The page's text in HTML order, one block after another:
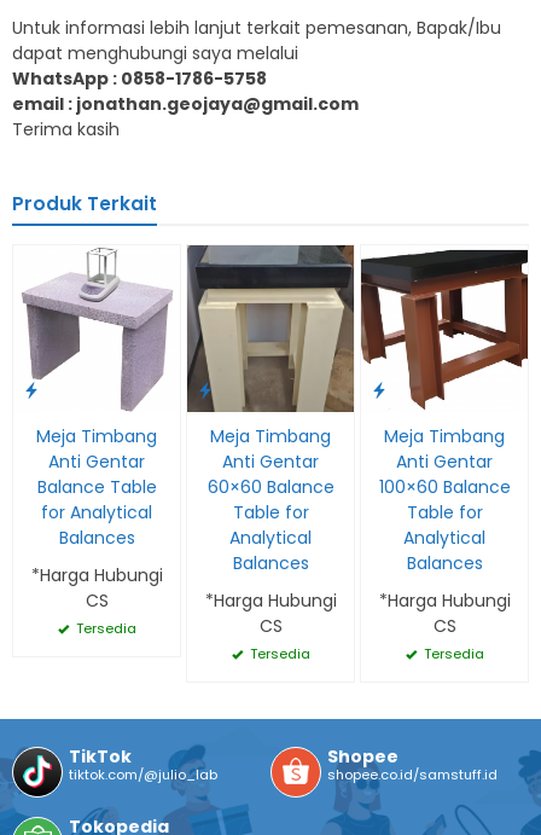
Untuk informasi lebih lanjut terkait pemesanan, Bapak/Ibu
dapat menghubungi saya melalui
WhatsApp : 0858-1786-5758
email : jonathan.geojaya@gmail.com
Terima kasih
Produk Terkait
Meja Timbang
Anti Gentar
Balance Table
for Analytical
Balances
*Harga Hubungi
CS
Tersedia
Meja Timbang
Anti Gentar
60×60 Balance
Table for
Analytical
Balances
*Harga Hubungi
CS
Tersedia
Meja Timbang
Anti Gentar
100×60 Balance
Table for
Analytical
Balances
*Harga Hubungi
CS
Tersedia
TikTok
tiktok.com/@julio_lab
Shopee
shopee.co.id/samstuff.id
Tokopedia